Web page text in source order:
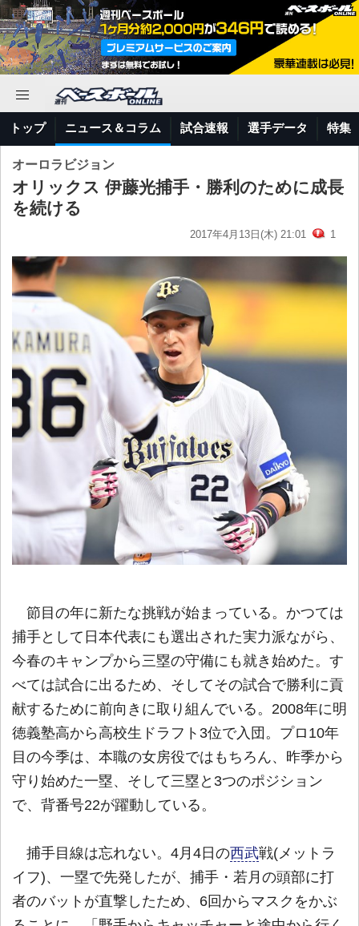
トップ ニュース＆コラム 試合速報 選手データ 特集
オーロラビジョン
オリックス 伊藤光捕手・勝利のために成長
を続ける
2017年4月13日(木) 21:01 1
節目の年に新たな挑戦が始まっている。かつては
捕手として日本代表にも選出された実力派ながら、
今春のキャンプから三塁の守備にも就き始めた。す
べては試合に出るため、そしてその試合で勝利に貢
献するために前向きに取り組んでいる。2008年に明
徳義塾高から高校生ドラフト3位で入団。プロ10年
目の今季は、本職の女房役ではもちろん、昨季から
守り始めた一塁、そして三塁と3つのポジション
で、背番号22が躍動している。
捕手目線は忘れない。4月4日の西武戦(メットラ
イフ)、一塁で先発したが、捕手・若月の頭部に打
者のバットが直撃したため、6回からマスクをかぶ